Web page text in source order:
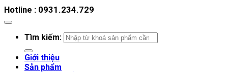
Hotline : 0931.234.729
Tìm kiếm:
Giới thiệu
Sản phẩm